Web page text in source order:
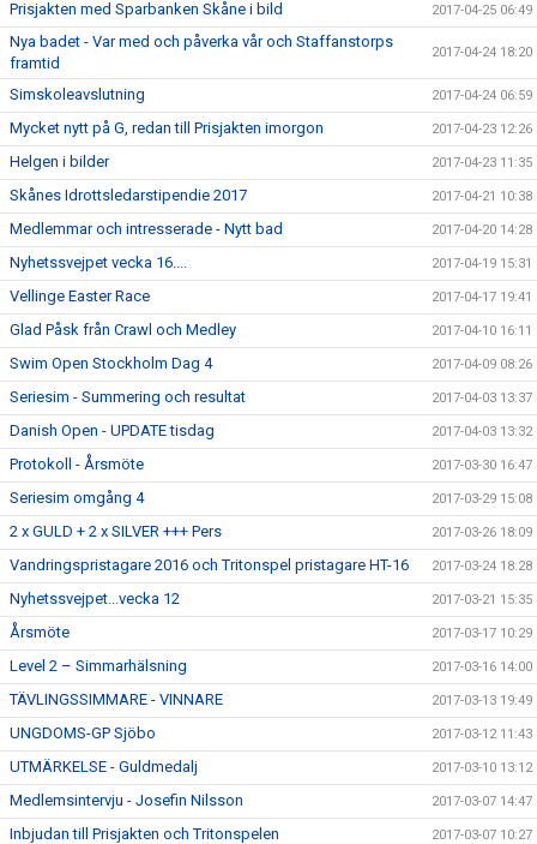
Prisjakten med Sparbanken Skåne i bild 2017-04-25 06:49
Nya badet - Var med och påverka vår och Staffanstorps
framtid
2017-04-24 18:20
Simskoleavslutning 2017-04-24 06:59
Mycket nytt på G, redan till Prisjakten imorgon 2017-04-23 12:26
Helgen i bilder 2017-04-23 11:35
Skånes Idrottsledarstipendie 2017 2017-04-21 10:38
Medlemmar och intresserade - Nytt bad 2017-04-20 14:28
Nyhetssvejpet vecka 16.... 2017-04-19 15:31
Vellinge Easter Race 2017-04-17 19:41
Glad Påsk från Crawl och Medley 2017-04-10 16:11
Swim Open Stockholm Dag 4 2017-04-09 08:26
Seriesim - Summering och resultat 2017-04-03 13:37
Danish Open - UPDATE tisdag 2017-04-03 13:32
Protokoll - Årsmöte 2017-03-30 16:47
Seriesim omgång 4 2017-03-29 15:08
2 x GULD + 2 x SILVER +++ Pers 2017-03-26 18:09
Vandringspristagare 2016 och Tritonspel pristagare HT-16 2017-03-24 18:28
Nyhetssvejpet...vecka 12 2017-03-21 15:35
Årsmöte 2017-03-17 10:29
Level 2 – Simmarhälsning 2017-03-16 14:00
TÄVLINGSSIMMARE - VINNARE 2017-03-13 19:49
UNGDOMS-GP Sjöbo 2017-03-12 11:43
UTMÄRKELSE - Guldmedalj 2017-03-10 13:12
Medlemsintervju - Josefin Nilsson 2017-03-07 14:47
Inbjudan till Prisjakten och Tritonspelen 2017-03-07 10:27